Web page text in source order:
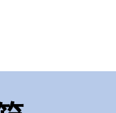
集意見，
貴意見。